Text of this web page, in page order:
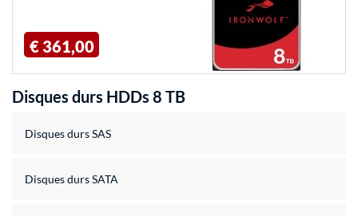
€ 361,00
Disques durs HDDs 8 TB
Disques durs SAS
Disques durs SATA